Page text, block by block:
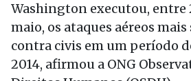
Washington executou, entre
maio, os ataques aéreos
contra civis em um período
2014, afirmou a ONG